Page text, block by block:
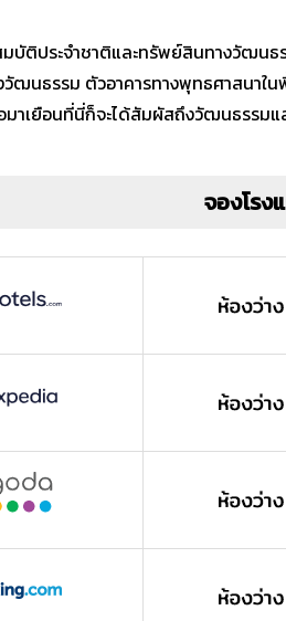
มบัติประจำชาติและทรัพย์สินทางวัฒ
ฒนธรรม ตัวอาคารทางพุทธศาสนาใ
มาเยือนที่นี่ก็จะได้สัมผัสถึงวัฒนธรรม
จองโรง